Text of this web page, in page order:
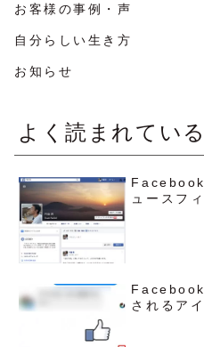
お客様の事例・声
自分らしい生き方
お知らせ
よく読まれてい
Facebook
ュースフ
Facebook
されるア